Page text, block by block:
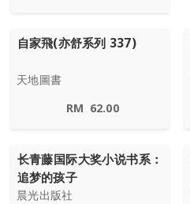
自家飛(亦舒系列 337)
天地圖書
RM 62.00
长青藤国际大奖小说书系：
追梦的孩子
晨光出版社